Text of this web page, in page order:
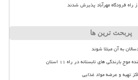
پربحث ترین ها
به آن مبتلا شوند
تهیه و عرضه مواد غذایی